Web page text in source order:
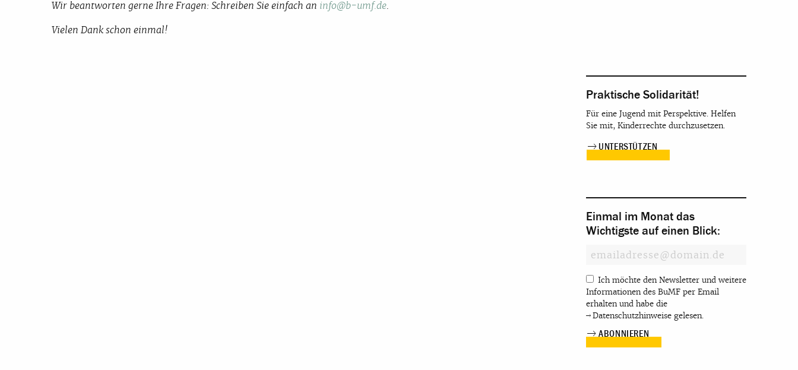
Wir beantworten gerne Ihre Fragen: Schreiben Sie einfach an info@b-umf.de.
Vielen Dank schon einmal!
Praktische Solidarität!
Für eine Jugend mit Perspektive. Helfen
Sie mit, Kinderrechte durchzusetzen.
UNTERSTÜTZEN
Einmal im Monat das
Wichtigste auf einen Blick:
Ich möchte den Newsletter und weitere
Informationen des BuMF per Email
erhalten und habe die
Datenschutzhinweise gelesen.